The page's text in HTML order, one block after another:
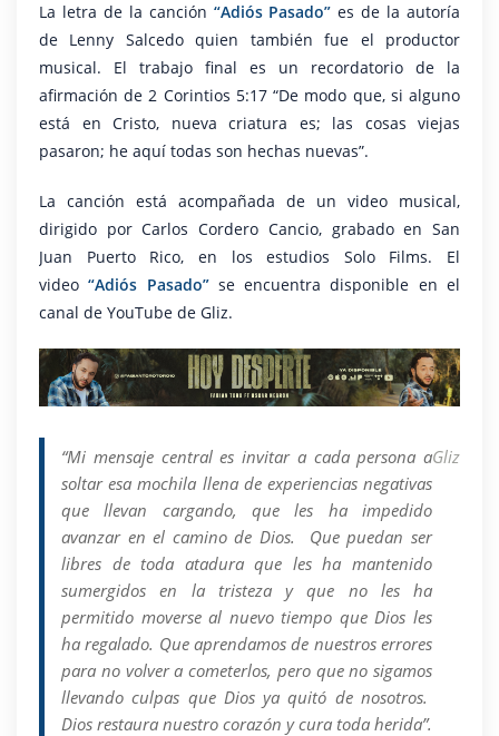
La letra de la canción “Adiós Pasado” es de la autoría
de Lenny Salcedo quien también fue el productor
musical. El trabajo final es un recordatorio de la
afirmación de 2 Corintios 5:17 “De modo que, si alguno
está en Cristo, nueva criatura es; las cosas viejas
pasaron; he aquí todas son hechas nuevas”.
La canción está acompañada de un video musical,
dirigido por Carlos Cordero Cancio, grabado en San
Juan Puerto Rico, en los estudios Solo Films. El
video“Adiós Pasado”se encuentra disponible en el
canal de YouTube de Gliz.
“Mi mensaje central es invitar a cada persona a
soltar esa mochila llena de experiencias negativas
que llevan cargando, que les ha impedido
avanzar en el camino de Dios. Que puedan ser
libres de toda atadura que les ha mantenido
sumergidos en la tristeza y que no les ha
permitido moverse al nuevo tiempo que Dios les
ha regalado. Que aprendamos de nuestros errores
para no volver a cometerlos, pero que no sigamos
llevando culpas que Dios ya quitó de nosotros.
Dios restaura nuestro corazón y cura toda herida”.
Gliz